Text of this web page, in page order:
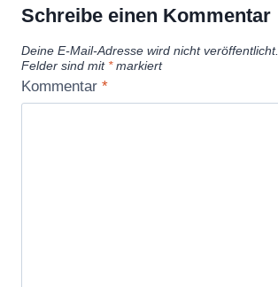
Schreibe einen Kommentar
Deine E-Mail-Adresse wird nicht veröffentlicht.
Felder sind mit *markiert
Kommentar *